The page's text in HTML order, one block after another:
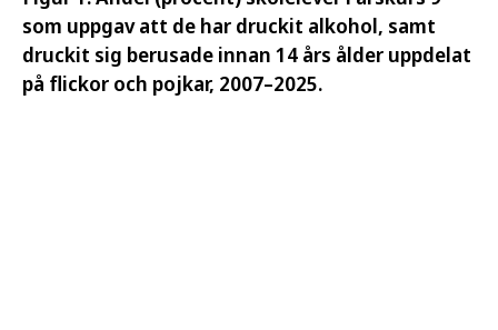
som uppgav att de har druckit alkohol, samt
druckit sig berusade innan 14 års ålder uppdelat
på flickor och pojkar, 2007–2025.